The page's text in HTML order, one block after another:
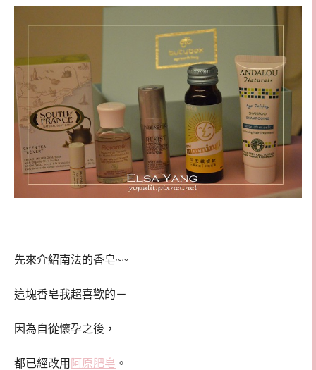
先來介紹南法的香皂~~
這塊香皂我超喜歡的－
因為自從懷孕之後，
都已經改用 阿原肥皂 。